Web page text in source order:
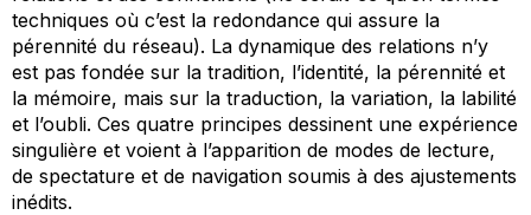
techniques où c’est la redondance qui assure la
pérennité du réseau). La dynamique des relations n’y
est pas fondée sur la tradition, l’identité, la pérennité et
la mémoire, mais sur la traduction, la variation, la labilité
et l’oubli. Ces quatre principes dessinent une expérience
singulière et voient à l’apparition de modes de lecture,
de spectature et de navigation soumis à des ajustements
inédits.